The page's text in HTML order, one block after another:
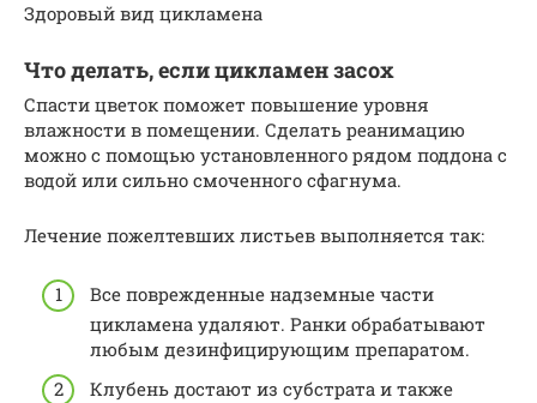
Здоровый вид цикламена
Что делать, если цикламен засох
Спасти цветок поможет повышение уровня
влажности в помещении. Сделать реанимацию
можно с помощью установленного рядом поддона с
водой или сильно смоченного сфагнума.
Лечение пожелтевших листьев выполняется так:
Все поврежденные надземные части
цикламена удаляют. Ранки обрабатывают
любым дезинфицирующим препаратом.
Клубень достают из субстрата и также